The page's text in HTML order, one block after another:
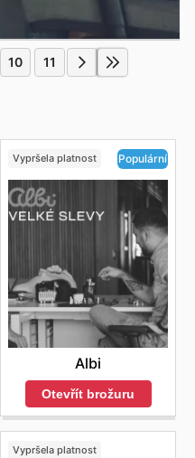
10 11
Vypršela platnost Populární
Albi
Otevřít brožuru
Vypršela platnost